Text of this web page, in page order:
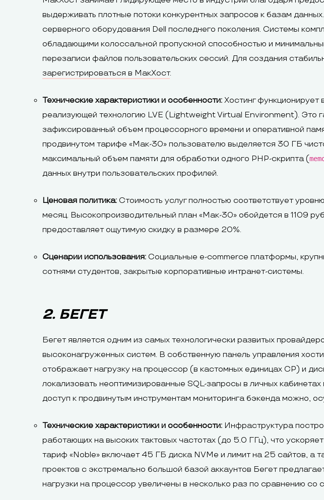
выдерживать плотные потоки конкурентных запросов к базам
серверного оборудования Dell последнего поколения. Системы
обладающими колоссальной пропускной способностью и
перезаписи файлов пользовательских сессий. Для создания
зарегистрироваться в МакХост.
Технические характеристики и особенности: Хостинг
реализующей технологию LVE (Lightweight Virtual Environment). Это
зафиксированный объем процессорного времени и оперативной
продвинутом тарифе «Мак-30» пользователю выделяется 30 ГБ
максимальный объем памяти для обработки одного PHP-скрипта (
данных внутри пользовательских профилей.
Ценовая политика: Стоимость услуг полностью соответствует
месяц. Высокопроизводительный план «Мак-30» обойдется в 1109
предоставляет ощутимую скидку в размере 20%.
Сценарии использования: Социальные e-commerce платформы,
сотнями студентов, закрытые корпоративные интранет-системы.
2. БЕГЕТ
Бегет является одним из самых технологически развитых
высоконагруженных систем. В собственную панель управления
отображает нагрузку на процессор (в кастомных единицах CP) и
локализовать неоптимизированные SQL-запросы в личных
доступ к продвинутым инструментам мониторинга бэкенда можно,
Технические характеристики и особенности: Инфраструктура
работающих на высоких тактовых частотах (до 5.0 ГГц), что
тариф «Noble» включает 45 ГБ диска NVMe и лимит на 25 сайтов,
проектов с экстремально большой базой аккаунтов Бегет
нагрузки на процессор увеличены в несколько раз по сравнению со